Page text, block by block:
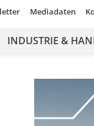
Mediadaten
INDUSTRIE &